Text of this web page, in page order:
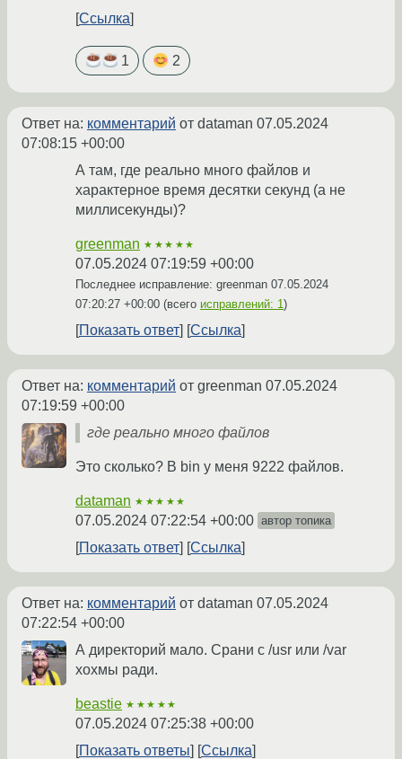
Ссылка
1 2
Ответ на: комментарий от dataman 07.05.2024
07:08:15 +00:00
А там, где реально много файлов и
характерное время десятки секунд (а не
миллисекунды)?
greenman ★★★★★
07.05.2024 07:19:59 +00:00
Последнее исправление: greenman 07.05.2024
07:20:27 +00:00 (всего исправлений: 1)
Показать ответ Ссылка
Ответ на: комментарий от greenman 07.05.2024
07:19:59 +00:00
где реально много файлов
Это сколько? В bin у меня 9222 файлов.
dataman ★★★★★
07.05.2024 07:22:54 +00:00 автор топика
Показать ответ Ссылка
Ответ на: комментарий от dataman 07.05.2024
07:22:54 +00:00
А директорий мало. Срани с /usr или /var
хохмы ради.
beastie ★★★★★
07.05.2024 07:25:38 +00:00
Показать ответы
Ссылка